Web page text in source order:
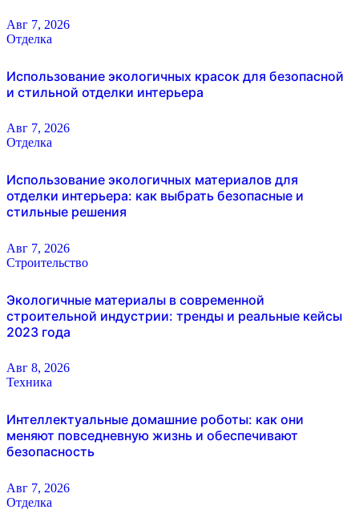
Авг 7, 2026
Отделка
Использование экологичных красок для безопасной
и стильной отделки интерьера
Авг 7, 2026
Отделка
Использование экологичных материалов для
отделки интерьера: как выбрать безопасные и
стильные решения
Авг 7, 2026
Строительство
Экологичные материалы в современной
строительной индустрии: тренды и реальные кейсы
2023 года
Авг 8, 2026
Техника
Интеллектуальные домашние роботы: как они
меняют повседневную жизнь и обеспечивают
безопасность
Авг 7, 2026
Отделка